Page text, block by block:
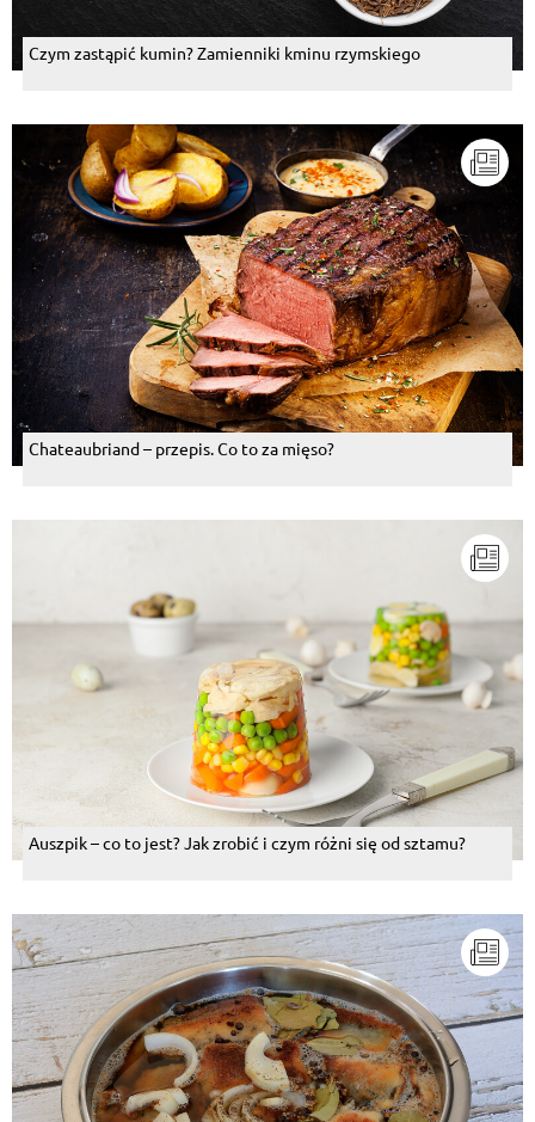
Czym zastąpić kumin? Zamienniki kminu rzymskiego
Chateaubriand – przepis. Co to za mięso?
Auszpik – co to jest? Jak zrobić i czym różni się od sztamu?